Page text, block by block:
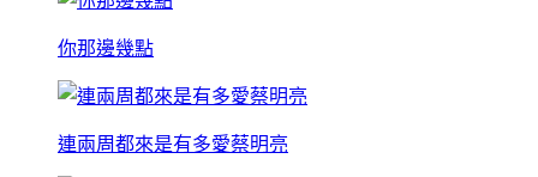
你那邊幾點
連兩周都來是有多愛蔡明亮